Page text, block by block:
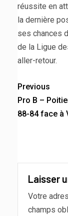
réussite en
la dernière
ses chances
de la Ligue
aller-retour.
Previous
Pro B –
88-84 face à
Laisser
Votre
champs